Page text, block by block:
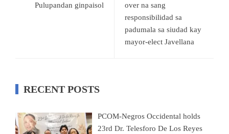
Pulupandan ginpaisol
over na sang
responsibilidad sa
padumala sa siudad kay
mayor-elect Javellana
RECENT POSTS
PCOM-Negros Occidental holds
23rd Dr. Telesforo De Los Reyes